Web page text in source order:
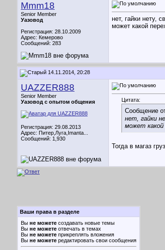
Mmm18
Senior Member
Уазовод
Регистрация: 28.10.2009
Адрес: Кемерово
Сообщений: 283
нет, гайки нету,
может какой
14.11.2014, 20:28
UAZZER888
Senior Member
Уазовод с опытом общения
Регистрация: 29.08.2013
Адрес: Питер,Луга,Imanta...
Сообщений: 1,930
Цитата:
Сообщение
нет, гайки
может какой
Тогда в магаз
Ваши права в разделе
Вы не можете создавать новые темы
Вы не можете отвечать в темах
Вы не можете прикреплять вложения
Вы не можете редактировать свои сообщения